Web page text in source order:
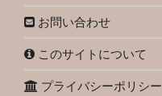
お問い合わせ
このサイトについて
プライバシーポリシー